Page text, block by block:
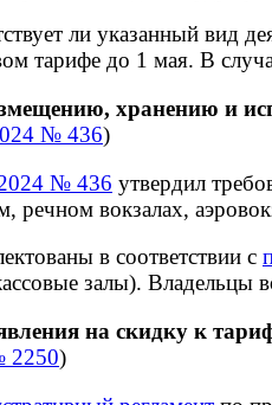
ли указанный вид
тарифе до 1 мая. В
хранению и
№ 436)
№ 436 утвердил
вокзалах,
в соответствии с
залы). Владельцы
на скидку к
2250)